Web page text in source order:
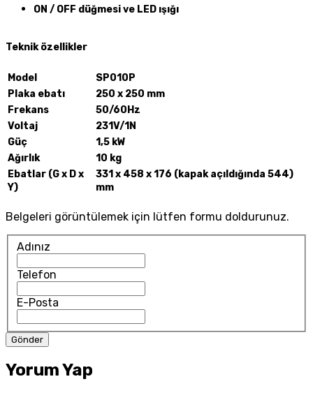
ON / OFF düğmesi ve LED ışığı
Teknik özellikler
Model
SP010P
Plaka ebatı
250 x 250 mm
Frekans
50/60Hz
Voltaj
231V/1N
Güç
1,5 kW
Ağırlık
10 kg
Ebatlar (G x D x
Y)
331 x 458 x 176 (kapak açıldığında 544)
mm
Belgeleri görüntülemek için lütfen formu doldurunuz.
Adınız
Telefon
E-Posta
Yorum Yap